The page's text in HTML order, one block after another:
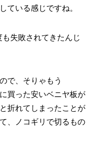
ている感じですね。
失敗されてきたんじ
で、そりゃもう
買った安いベニヤ板が
折れてしまったことが
、ノコギリで切るもの